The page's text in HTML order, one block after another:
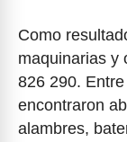
Como
maquinarias y
826 290.
encontraron
alambres,